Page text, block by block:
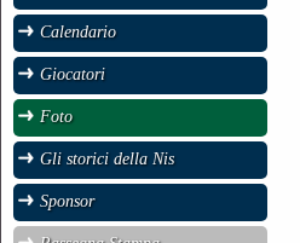
Calendario
Giocatori
Foto
Gli storici della Nis
Sponsor